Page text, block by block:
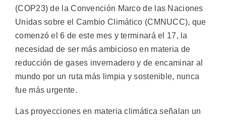
(COP23) de la Convención Marco de las Naciones
Unidas sobre el Cambio Climático (CMNUCC), que
comenzó el 6 de este mes y terminará el 17, la
necesidad de ser más ambicioso en materia de
reducción de gases invernadero y de encaminar al
mundo por un ruta más limpia y sostenible, nunca
fue más urgente.
Las proyecciones en materia climática señalan un